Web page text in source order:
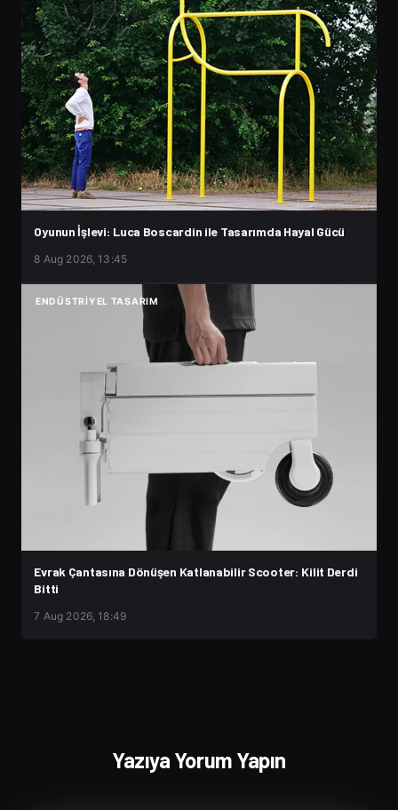
Oyunun İşlevi: Luca Boscardin ile Tasarımda Hayal Gücü
8 Aug 2026, 13:45
ENDÜSTRIYEL TASARIM
Evrak Çantasına Dönüşen Katlanabilir Scooter: Kilit Derdi
Bitti
7 Aug 2026, 18:49
Yazıya Yorum Yapın